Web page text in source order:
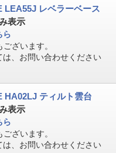
LEA55J レベラーベース
表示
ら
ざいます。
、お問い合わせください
HA02LJ ティルト雲台
表示
ら
ざいます。
、お問い合わせください